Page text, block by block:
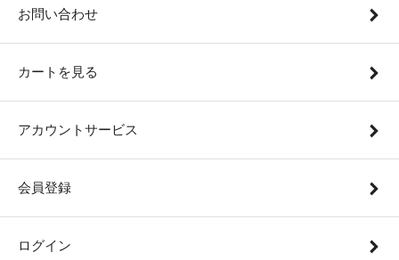
お問い合わせ
カートを見る
アカウントサービス
会員登録
ログイン